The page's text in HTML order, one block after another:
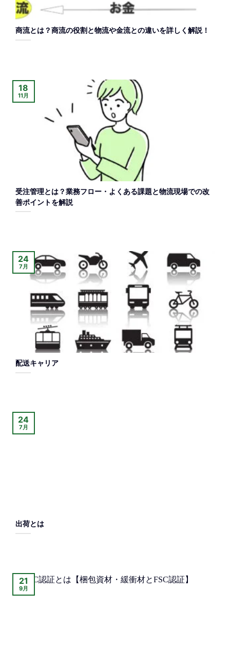
商流とは？商流の役割と物流や金流との違いを詳しく解説！
受注管理とは？業務フロー・よくある課題と物流現場での改
善ポイントを解説
18
11月
配送キャリア
24
7月
出荷とは
24
7月
21
9月